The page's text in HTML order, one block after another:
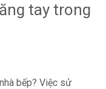
tay trong
bếp? Việc sử